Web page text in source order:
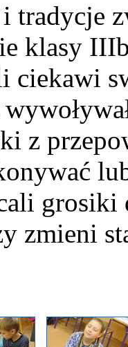
tradycje
klasy
z
grosiki
zmieni